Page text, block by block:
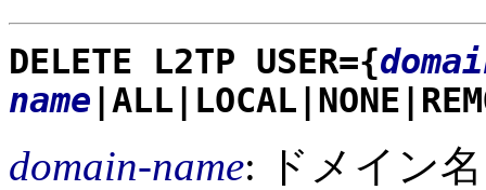
DELETE L2TP USER={
name
domain-name: ドメイン名